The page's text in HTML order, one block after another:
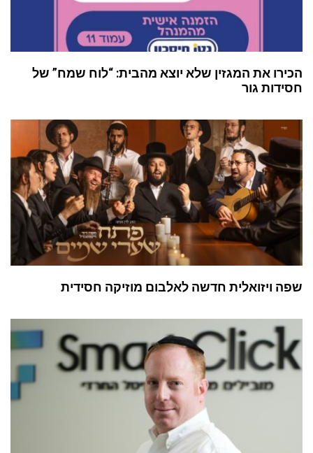
הכירו את המגזין שלא יוצא מהבית: “לוח שמח” של
חסידות גור
שפה ויזואלית חדשה לאלבום מוזיקה חסידית